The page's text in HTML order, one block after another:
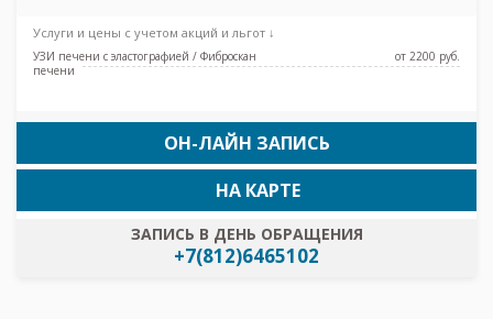
Услуги и цены с учетом акций и льгот ↓
УЗИ печени с эластографией / Фиброскан
печени
от 2200 pуб.
ОН-ЛАЙН ЗАПИСЬ
ЗАПИСЬ В ДЕНЬ ОБРАЩЕНИЯ
+7(812)6465102
НА КАРТЕ